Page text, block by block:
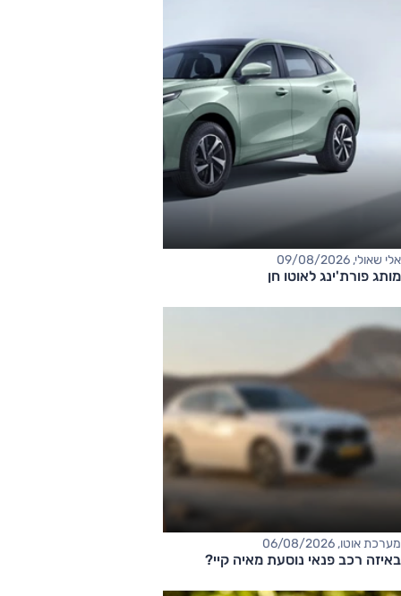
אלי שאולי, 09/08/2026
מותג פורת'ינג לאוטו חן
מערכת אוטו, 06/08/2026
באיזה רכב פנאי נוסעת מאיה קיי?